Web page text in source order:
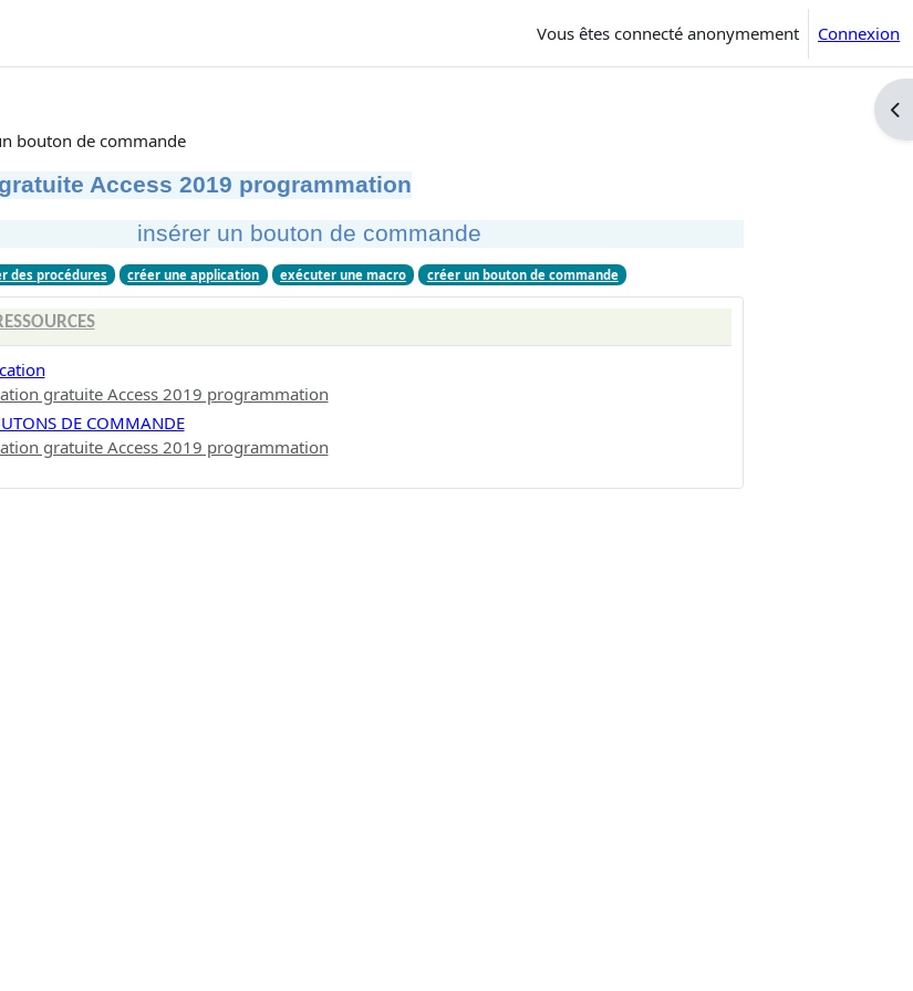
Vous êtes connecté anonymement Connexion
bouton de commande
Access 2019 programmation
insérer un bouton de commande
des procédures créer une application exécuter une macro créer un bouton de commande
gratuite Access 2019 programmation
DE COMMANDE
gratuite Access 2019 programmation